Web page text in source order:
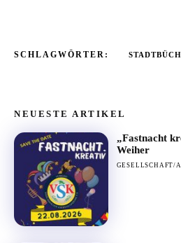
SCHLAGWÖRTER:
NEUESTE ARTIKEL
„Fastnacht
Weiher
GESELLSCHAFT/